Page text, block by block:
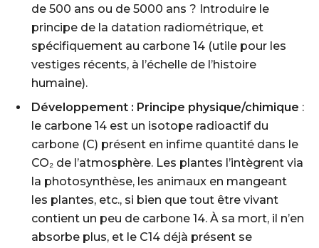
de 500 ans ou de 5000 ans ? Introduire le
principe de la datation radiométrique, et
spécifiquement au carbone 14 (utile pour les
vestiges récents, à l’échelle de l’histoire
humaine).
Développement : Principe physique/chimique :
le carbone 14 est un isotope radioactif du
carbone (C) présent en infime quantité dans le
CO₂ de l’atmosphère. Les plantes l’intègrent via
la photosynthèse, les animaux en mangeant
les plantes, etc., si bien que tout être vivant
contient un peu de carbone 14. À sa mort, il n’en
absorbe plus, et le C14 déjà présent se